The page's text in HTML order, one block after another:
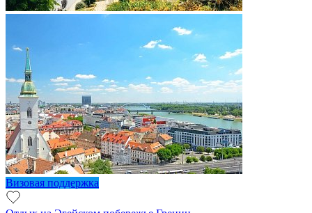
Визовая поддержка